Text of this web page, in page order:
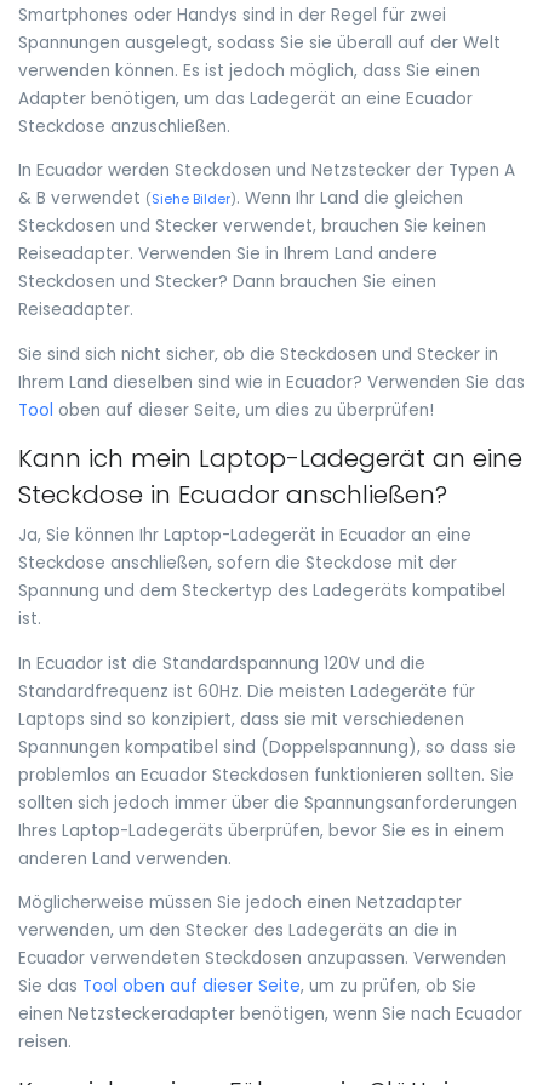
Smartphones oder Handys sind in der Regel für zwei
Spannungen ausgelegt, sodass Sie sie überall auf der Welt
verwenden können. Es ist jedoch möglich, dass Sie einen
Adapter benötigen, um das Ladegerät an eine Ecuador
Steckdose anzuschließen.
In Ecuador werden Steckdosen und Netzstecker der Typen A
& B verwendet (Siehe Bilder). Wenn Ihr Land die gleichen
Steckdosen und Stecker verwendet, brauchen Sie keinen
Reiseadapter. Verwenden Sie in Ihrem Land andere
Steckdosen und Stecker? Dann brauchen Sie einen
Reiseadapter.
Sie sind sich nicht sicher, ob die Steckdosen und Stecker in
Ihrem Land dieselben sind wie in Ecuador? Verwenden Sie das
Tool oben auf dieser Seite, um dies zu überprüfen!
Kann ich mein Laptop-Ladegerät an eine
Steckdose in Ecuador anschließen?
Ja, Sie können Ihr Laptop-Ladegerät in Ecuador an eine
Steckdose anschließen, sofern die Steckdose mit der
Spannung und dem Steckertyp des Ladegeräts kompatibel
ist.
In Ecuador ist die Standardspannung 120V und die
Standardfrequenz ist 60Hz. Die meisten Ladegeräte für
Laptops sind so konzipiert, dass sie mit verschiedenen
Spannungen kompatibel sind (Doppelspannung), so dass sie
problemlos an Ecuador Steckdosen funktionieren sollten. Sie
sollten sich jedoch immer über die Spannungsanforderungen
Ihres Laptop-Ladegeräts überprüfen, bevor Sie es in einem
anderen Land verwenden.
Möglicherweise müssen Sie jedoch einen Netzadapter
verwenden, um den Stecker des Ladegeräts an die in
Ecuador verwendeten Steckdosen anzupassen. Verwenden
Sie das Tool oben auf dieser Seite, um zu prüfen, ob Sie
einen Netzsteckeradapter benötigen, wenn Sie nach Ecuador
reisen.